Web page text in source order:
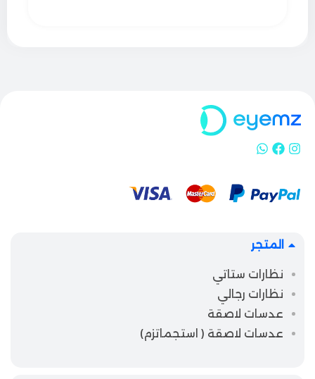
المتجر
نظارات ستاتي
نظارات رجالي
عدسات لاصقة
عدسات لاصقة ( استجماتزم)